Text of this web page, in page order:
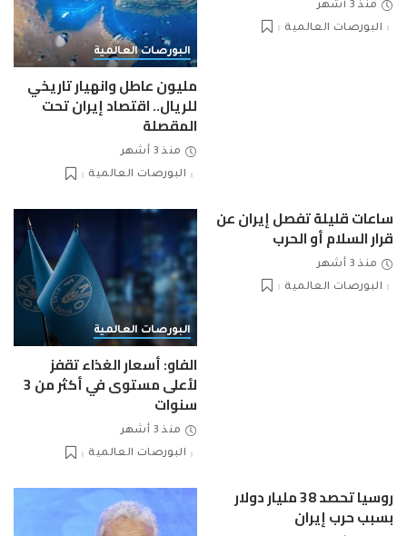
منذ 3 أشهر
البورصات العالمية
البورصات العالمية
مليون عاطل وانهيار تاريخي
للريال.. اقتصاد إيران تحت
المقصلة
منذ 3 أشهر
البورصات العالمية
ساعات قليلة تفصل إيران عن
قرار السلام أو الحرب
منذ 3 أشهر
البورصات العالمية
البورصات العالمية
الفاو: أسعار الغذاء تقفز
لأعلى مستوى في أكثر من 3
سنوات
منذ 3 أشهر
البورصات العالمية
روسيا تحصد 38 مليار دولار
بسبب حرب إيران